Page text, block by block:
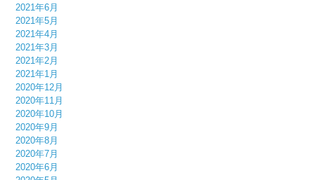
2021年6月
2021年5月
2021年4月
2021年3月
2021年2月
2021年1月
2020年12月
2020年11月
2020年10月
2020年9月
2020年8月
2020年7月
2020年6月